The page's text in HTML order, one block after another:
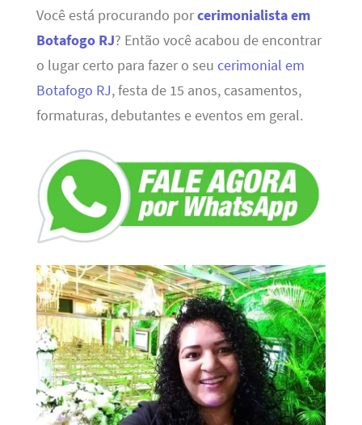
Você está procurando porcerimonialista em
Botafogo RJ? Então você acabou de encontrar
o lugar certo para fazer o seu cerimonial em
Botafogo RJ, festa de 15 anos, casamentos,
formaturas, debutantes e eventos em geral.